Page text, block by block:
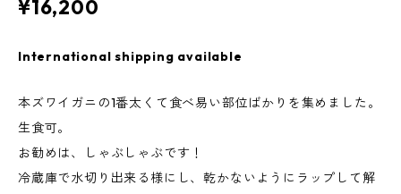
¥16,200
International shipping available
本ズワイガニの1番太くて食べ易い部位ばかりを集めました。
生食可。
お勧めは、しゃぶしゃぶです！
冷蔵庫で水切り出来る様にし、乾かないようにラップして解